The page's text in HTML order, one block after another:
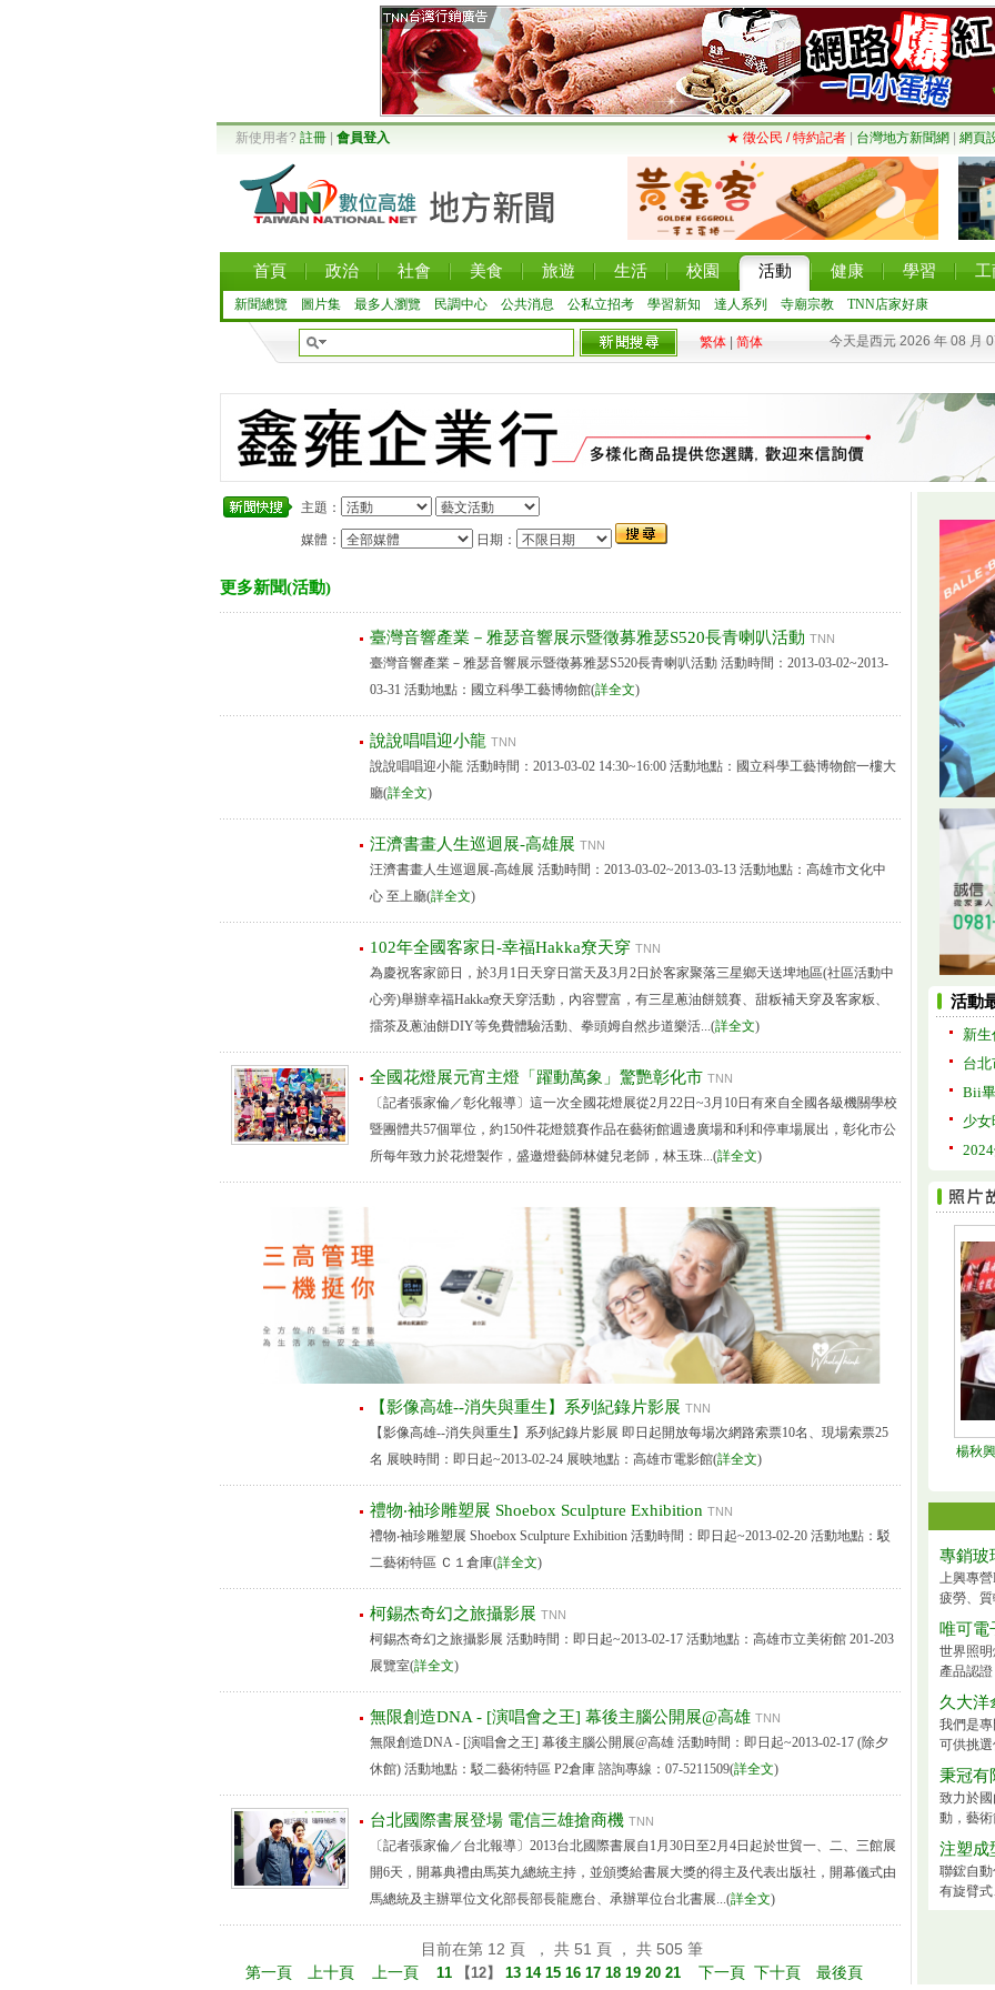
新使用者? 註冊 會員登入 ★ 徵公民 / 特約記者 台灣地方新聞網 網頁
首頁 政治 社會 美食 旅遊 生活 校園 活動 健康 學習 工
新聞總覽 圖片集 最多人瀏覽 民調中心 公共消息 公私立招考 學習新知 達人系列 寺廟宗教 TNN店家好康
繁体 简体 今天是西元 2026 年 08 月
主題：
媒體： 日期：
更多新聞(活動)
臺灣音響產業－雅瑟音響展示暨徵募雅瑟S520長青喇叭活動 TNN
臺灣音響產業－雅瑟音響展示暨徵募雅瑟S520長青喇叭活動 活動時間：2013-03-02~2013-
03-31 活動地點：國立科學工藝博物館(詳全文)
說說唱唱迎小龍 TNN
說說唱唱迎小龍 活動時間：2013-03-02 14:30~16:00 活動地點：國立科學工藝博物館一樓大
廳(詳全文)
汪濟書畫人生巡迴展-高雄展 TNN
汪濟書畫人生巡迴展-高雄展 活動時間：2013-03-02~2013-03-13 活動地點：高雄市文化中
心 至上廳(詳全文)
102年全國客家日-幸福Hakka尞天穿 TNN
為慶祝客家節日，於3月1日天穿日當天及3月2日於客家聚落三星鄉天送埤地區(社區活動中
心旁)舉辦幸福Hakka尞天穿活動，內容豐富，有三星蔥油餅競賽、甜粄補天穿及客家粄、
擂茶及蔥油餅DIY等免費體驗活動、拳頭姆自然步道樂活...(詳全文)
全國花燈展元宵主燈「躍動萬象」驚艷彰化市 TNN
〔記者張家倫／彰化報導〕這一次全國花燈展從2月22日~3月10日有來自全國各級機關學校
暨團體共57個單位，約150件花燈競賽作品在藝術館週邊廣場和利和停車場展出，彰化市公
所每年致力於花燈製作，盛邀燈藝師林健兒老師，林玉珠...(詳全文)
【影像高雄--消失與重生】系列紀錄片影展 TNN
【影像高雄--消失與重生】系列紀錄片影展 即日起開放每場次網路索票10名、現場索票25
名 展映時間：即日起~2013-02-24 展映地點：高雄市電影館(詳全文)
禮物‧袖珍雕塑展 Shoebox Sculpture Exhibition TNN
禮物‧袖珍雕塑展 Shoebox Sculpture Exhibition 活動時間：即日起~2013-02-20 活動地點：駁
二藝術特區 Ｃ１倉庫(詳全文)
柯錫杰奇幻之旅攝影展 TNN
柯錫杰奇幻之旅攝影展 活動時間：即日起~2013-02-17 活動地點：高雄市立美術館 201-203
展覽室(詳全文)
無限創造DNA - [演唱會之王] 幕後主腦公開展@高雄 TNN
無限創造DNA - [演唱會之王] 幕後主腦公開展@高雄 活動時間：即日起~2013-02-17 (除夕
休館) 活動地點：駁二藝術特區 P2倉庫 諮詢專線：07-5211509(詳全文)
台北國際書展登場 電信三雄搶商機 TNN
〔記者張家倫／台北報導〕2013台北國際書展自1月30日至2月4日起於世貿一、二、三館展
開6天，開幕典禮由馬英九總統主持，並頒獎給書展大獎的得主及代表出版社，開幕儀式由
馬總統及主辦單位文化部長部長龍應台、承辦單位台北書展...(詳全文)
目前在第 12 頁 ， 共 51 頁 ， 共 505 筆
第一頁
上十頁 上一頁 11 【12】 13 14 15 16 17 18 19 20 21 下一頁 下十頁 最後頁
活動
新
台
Bii
少
楊秋
專銷玻
上興專
疲勞、
唯可電
世界照
產品認
久大洋
我們是
可供挑
秉冠有
致力於
動，藝
注塑成
聯鋐自
有旋臂